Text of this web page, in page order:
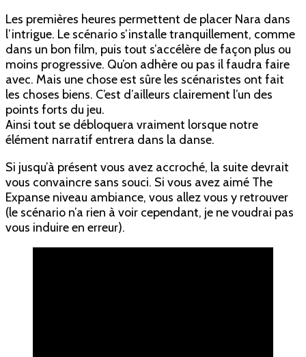
Les premières heures permettent de placer Nara dans
l’intrigue. Le scénario s’installe tranquillement, comme
dans un bon film, puis tout s’accélère de façon plus ou
moins progressive. Qu’on adhère ou pas il faudra faire
avec. Mais une chose est sûre les scénaristes ont fait
les choses biens. C’est d’ailleurs clairement l’un des
points forts du jeu.
Ainsi tout se débloquera vraiment lorsque notre
élément narratif entrera dans la danse.
Si jusqu’à présent vous avez accroché, la suite devrait
vous convaincre sans souci. Si vous avez aimé The
Expanse niveau ambiance, vous allez vous y retrouver
(le scénario n’a rien à voir cependant, je ne voudrai pas
vous induire en erreur).